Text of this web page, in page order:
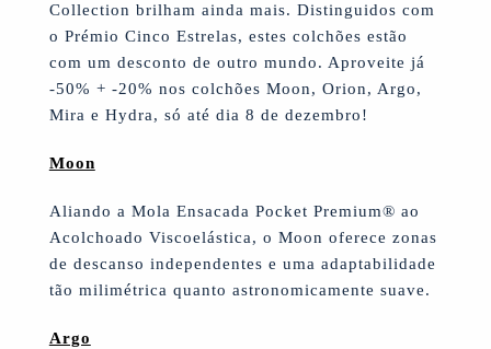
Collection brilham ainda mais. Distinguidos com
o Prémio Cinco Estrelas, estes colchões estão
com um desconto de outro mundo. Aproveite já
-50% + -20% nos colchões Moon, Orion, Argo,
Mira e Hydra, só até dia 8 de dezembro!
Moon
Aliando a Mola Ensacada Pocket Premium® ao
Acolchoado Viscoelástica, o Moon oferece zonas
de descanso independentes e uma adaptabilidade
tão milimétrica quanto astronomicamente suave.
Argo